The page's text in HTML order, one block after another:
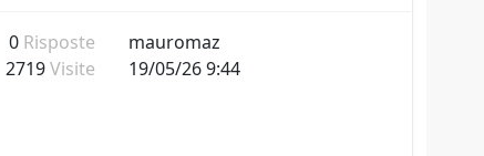
0 Risposte
2719Visite
mauromaz
19/05/26 9:44